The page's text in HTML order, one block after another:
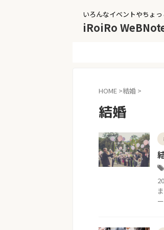
いろんなイベントやちょ
iRoiRo
HOME >結婚 >
結婚